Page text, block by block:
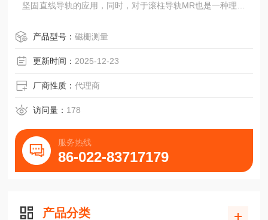
坚固直线导轨的应用，同时，对于滚柱导轨MR也是一种理想
扫描头读数头传感器AMSABS-3B施耐博格滑块
产品型号：磁栅测量
更新时间： 2025-12-23
厂商性质：代理商
访问量： 178
服务热线
86-022-83717179
产品分类